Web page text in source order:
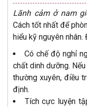
Lãnh cảm ở nam
Cách tốt nhất để
hiểu kỹ nguyên
Có chế độ nghỉ
chất dinh dưỡng.
thường xuyên, điều
định.
Tích cực luyện